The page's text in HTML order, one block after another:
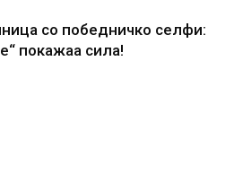
со победничко селфи:
покажаа сила!